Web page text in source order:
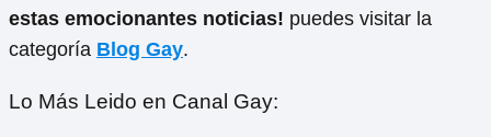
estas emocionantes noticias! puedes visitar la
categoría Blog Gay.
Lo Más Leido en Canal Gay: